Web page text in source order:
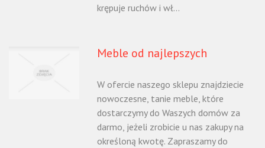
krępuje ruchów i wł...
Meble od najlepszych
W ofercie naszego sklepu znajdziecie
nowoczesne, tanie meble, które
dostarczymy do Waszych domów za
darmo, jeżeli zrobicie u nas zakupy na
określoną kwotę. Zapraszamy do